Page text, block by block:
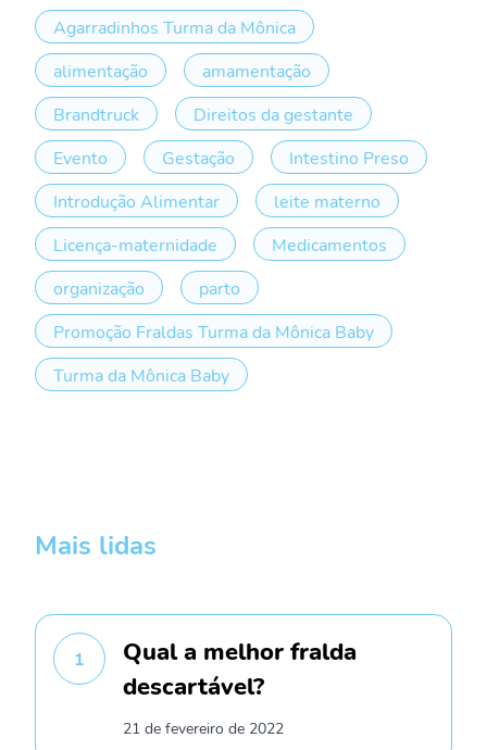
Agarradinhos Turma da Mônica
alimentação
amamentação
Brandtruck
Direitos da gestante
Evento
Gestação
Intestino Preso
Introdução Alimentar
leite materno
Licença-maternidade
Medicamentos
organização
parto
Promoção Fraldas Turma da Mônica Baby
Turma da Mônica Baby
Mais lidas
1
Qual a melhor fralda
descartável?
21 de fevereiro de 2022